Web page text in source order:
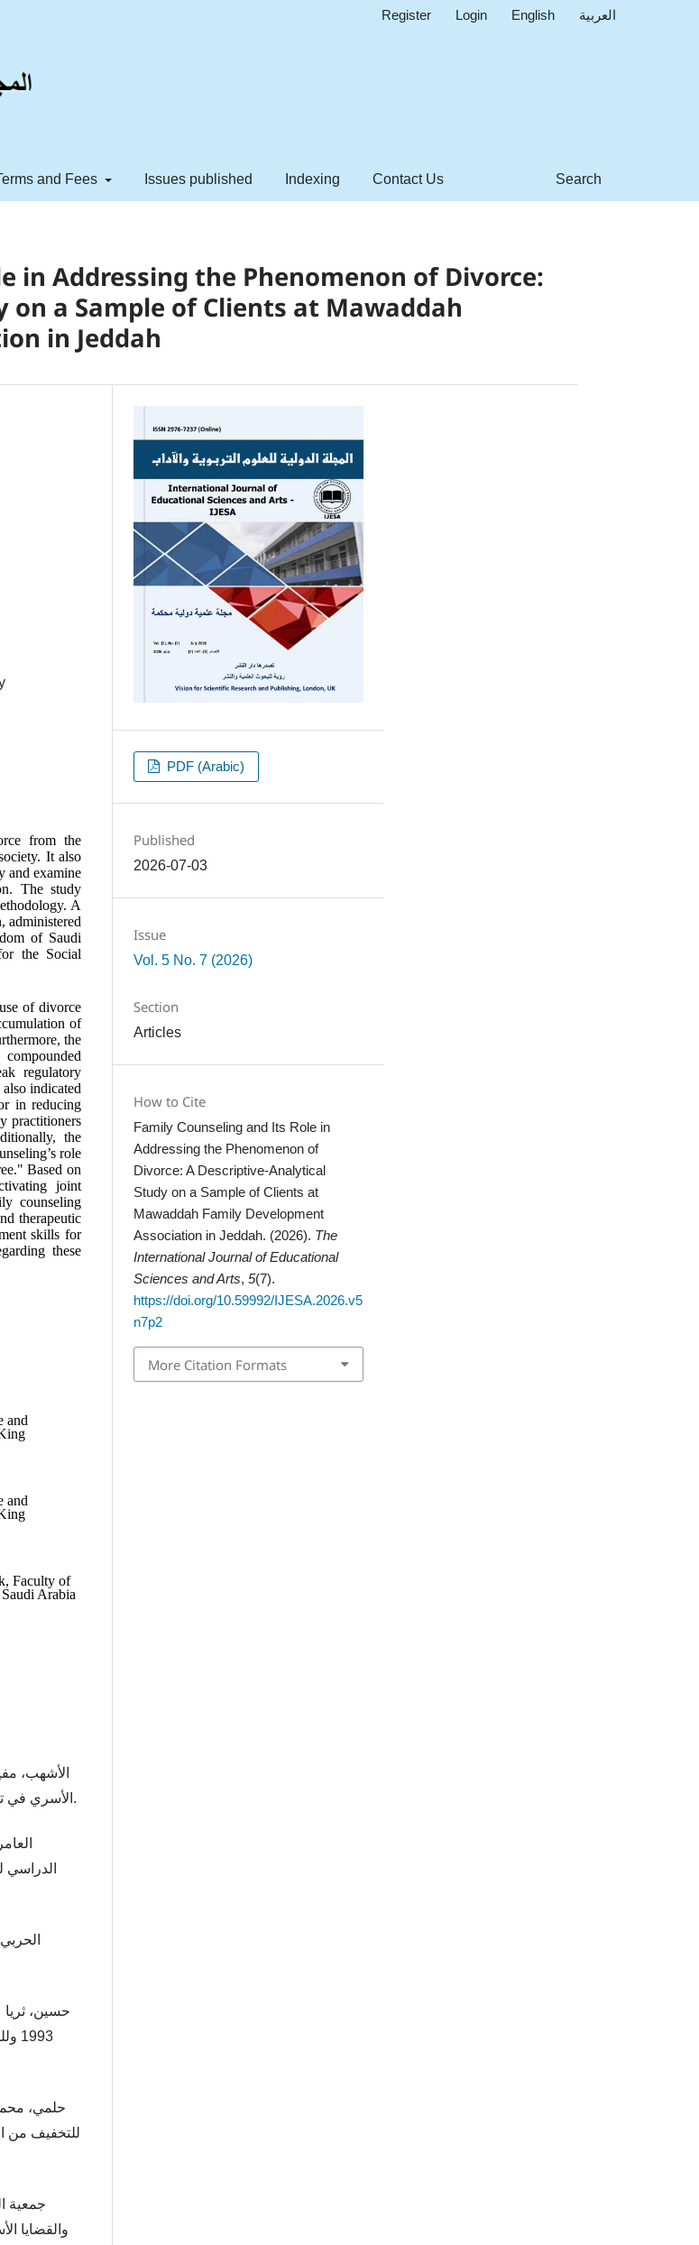
and Fees Issues published Indexing Contact Us Search
Register Login English العربية
in Addressing the Phenomenon of Divorce:
a Sample of Clients at Mawaddah
in Jeddah
from the
It also
and examine
The study
A
administered
of Saudi
the Social
of divorce
of
the
regulatory
indicated
in reducing
practitioners
the
role
Based on
joint
counseling
therapeutic
skills for
these
and
and
Faculty of
Saudi Arabia
الأسري في تحقيق التوافق الزواجي بين الزوجين. مجلة العلوم التربوية، 5(1).
الدراسي
للتخفيف من
PDF (Arabic)
Published
2026-07-03
Issue
Vol. 5 No. 7 (2026)
Section
Articles
How to Cite
Family Counseling and Its Role in
Addressing the Phenomenon of
Divorce: A Descriptive-Analytical
Study on a Sample of Clients at
Mawaddah Family Development
Association in Jeddah. (2026). The
International Journal of Educational
Sciences and Arts,5(7).
https://doi.org/10.59992/IJESA.2026.v5
n7p2
More Citation Formats